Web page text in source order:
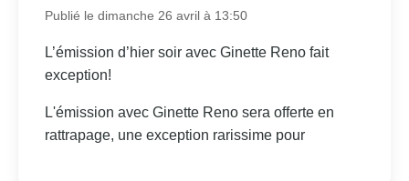
Publié le dimanche 26 avril à 13:50
L’émission d’hier soir avec Ginette Reno fait
exception!
L'émission avec Ginette Reno sera offerte en
rattrapage, une exception rarissime pour